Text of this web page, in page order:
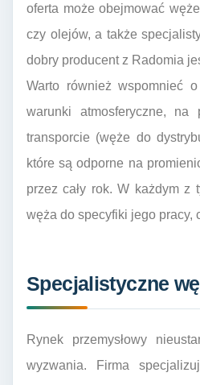
oferta może obejmować
czy olejów, a także
dobry producent z Radomia
Warto również wspomnieć
warunki atmosferyczne,
transporcie (węże do
które są odporne na
przez cały rok. W każdym z
węża do specyfiki jego pracy,
Specjalistyczne
Rynek przemysłowy
wyzwania. Firma